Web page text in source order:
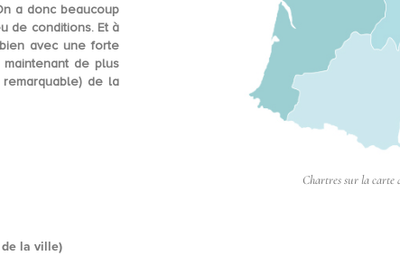
a donc beaucoup
de conditions. Et à
avec une forte
de plus
de la
la ville)
Chartres sur la carte